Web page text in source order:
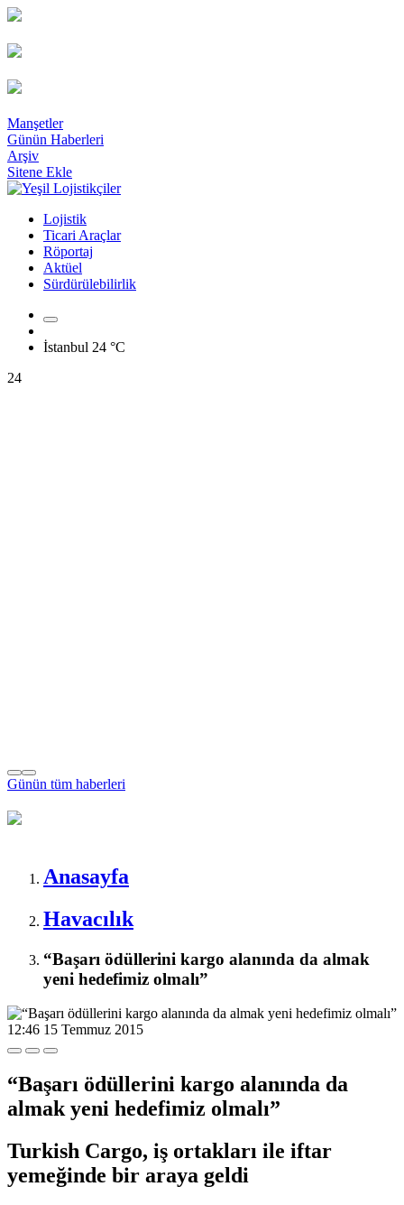
Manşetler
Günün Haberleri
Arşiv
Sitene Ekle
Lojistik
Ticari Araçlar
Röportaj
Aktüel
Sürdürülebilirlik
İstanbul 24 °C
24
Günün tüm haberleri
Anasayfa
Havacılık
“Başarı ödüllerini kargo alanında da almak
yeni hedefimiz olmalı”
12:46 15 Temmuz 2015
“Başarı ödüllerini kargo alanında da
almak yeni hedefimiz olmalı”
Turkish Cargo, iş ortakları ile iftar
yemeğinde bir araya geldi